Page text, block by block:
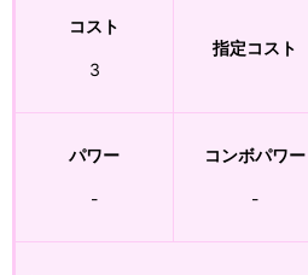
コスト
3
指定コスト
パワー
-
コンボパワー
-